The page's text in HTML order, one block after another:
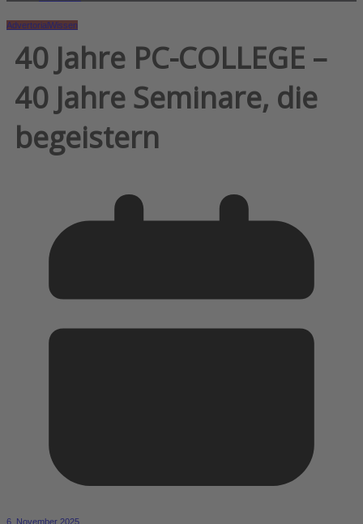
AdvertorialWissen
40 Jahre PC-COLLEGE –
40 Jahre Seminare, die
begeistern
6. November 2025